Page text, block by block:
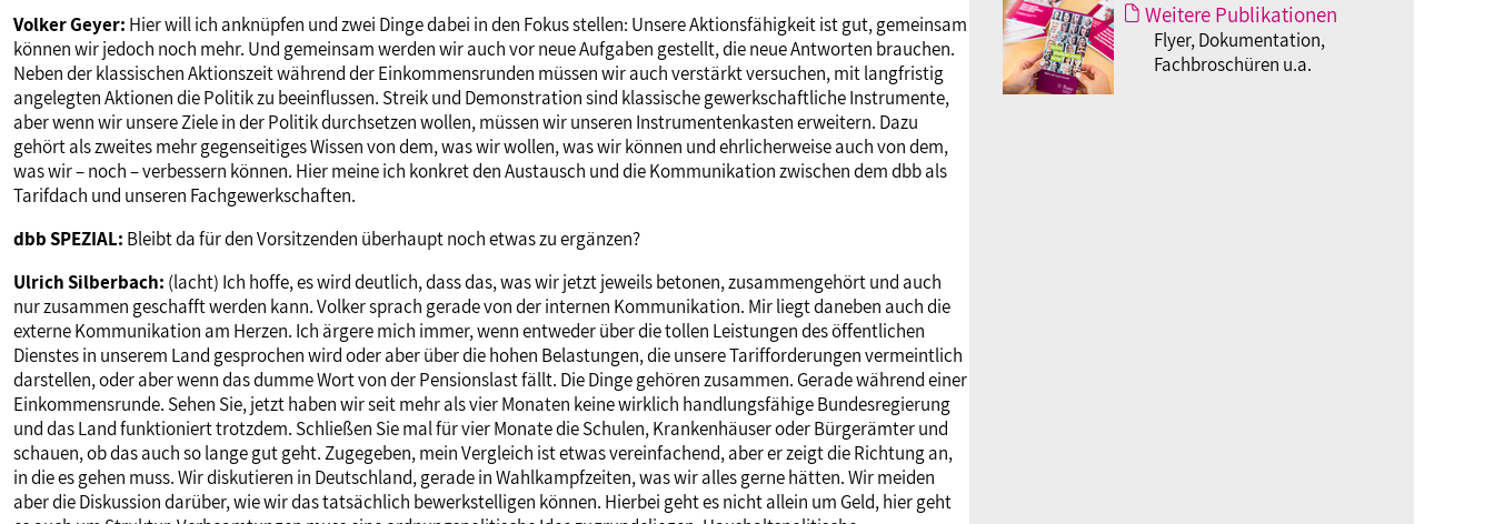
Volker Geyer: Hier will ich anknüpfen und zwei Dinge dabei in den Fokus stellen: Unsere Aktionsfähigkeit ist gut, gemeinsam
können wir jedoch noch mehr. Und gemeinsam werden wir auch vor neue Aufgaben gestellt, die neue Antworten brauchen.
Neben der klassischen Aktionszeit während der Einkommensrunden müssen wir auch verstärkt versuchen, mit langfristig
angelegten Aktionen die Politik zu beeinflussen. Streik und Demonstration sind klassische gewerkschaftliche Instrumente,
aber wenn wir unsere Ziele in der Politik durchsetzen wollen, müssen wir unseren Instrumentenkasten erweitern. Dazu
gehört als zweites mehr gegenseitiges Wissen von dem, was wir wollen, was wir können und ehrlicherweise auch von dem,
was wir – noch – verbessern können. Hier meine ich konkret den Austausch und die Kommunikation zwischen dem dbb als
Tarifdach und unseren Fachgewerkschaften.
dbb SPEZIAL: Bleibt da für den Vorsitzenden überhaupt noch etwas zu ergänzen?
Ulrich Silberbach: (lacht) Ich hoffe, es wird deutlich, dass das, was wir jetzt jeweils betonen, zusammengehört und auch
nur zusammen geschafft werden kann. Volker sprach gerade von der internen Kommunikation. Mir liegt daneben auch die
externe Kommunikation am Herzen. Ich ärgere mich immer, wenn entweder über die tollen Leistungen des öffentlichen
Dienstes in unserem Land gesprochen wird oder aber über die hohen Belastungen, die unsere Tarifforderungen vermeintlich
darstellen, oder aber wenn das dumme Wort von der Pensionslast fällt. Die Dinge gehören zusammen. Gerade während einer
Einkommensrunde. Sehen Sie, jetzt haben wir seit mehr als vier Monaten keine wirklich handlungsfähige Bundesregierung
und das Land funktioniert trotzdem. Schließen Sie mal für vier Monate die Schulen, Krankenhäuser oder Bürgerämter und
schauen, ob das auch so lange gut geht. Zugegeben, mein Vergleich ist etwas vereinfachend, aber er zeigt die Richtung an,
in die es gehen muss. Wir diskutieren in Deutschland, gerade in Wahlkampfzeiten, was wir alles gerne hätten. Wir meiden
aber die Diskussion darüber, wie wir das tatsächlich bewerkstelligen können. Hierbei geht es nicht allein um Geld, hier geht
Weitere Publikationen
Flyer, Dokumentation,
Fachbroschüren u.a.